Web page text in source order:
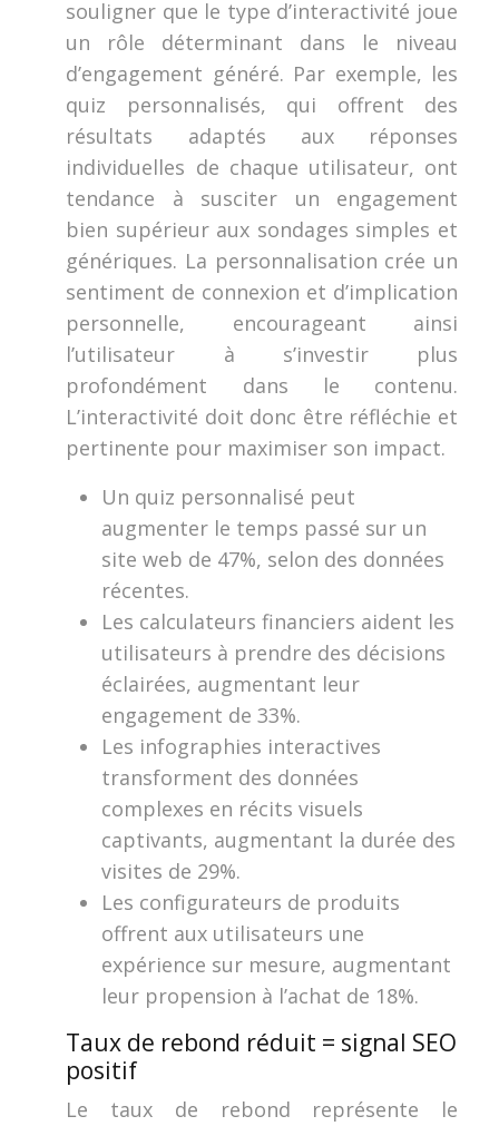
souligner que le type d’interactivité joue
un rôle déterminant dans le niveau
d’engagement généré. Par exemple, les
quiz personnalisés, qui offrent des
résultats adaptés aux réponses
individuelles de chaque utilisateur, ont
tendance à susciter un engagement
bien supérieur aux sondages simples et
génériques. La personnalisation crée un
sentiment de connexion et d’implication
personnelle, encourageant ainsi
l’utilisateur à s’investir plus
profondément dans le contenu.
L’interactivité doit donc être réfléchie et
pertinente pour maximiser son impact.
Un quiz personnalisé peut
augmenter le temps passé sur un
site web de 47%, selon des données
récentes.
Les calculateurs financiers aident les
utilisateurs à prendre des décisions
éclairées, augmentant leur
engagement de 33%.
Les infographies interactives
transforment des données
complexes en récits visuels
captivants, augmentant la durée des
visites de 29%.
Les configurateurs de produits
offrent aux utilisateurs une
expérience sur mesure, augmentant
leur propension à l’achat de 18%.
Taux de rebond réduit = signal SEO
positif
Le taux de rebond représente le